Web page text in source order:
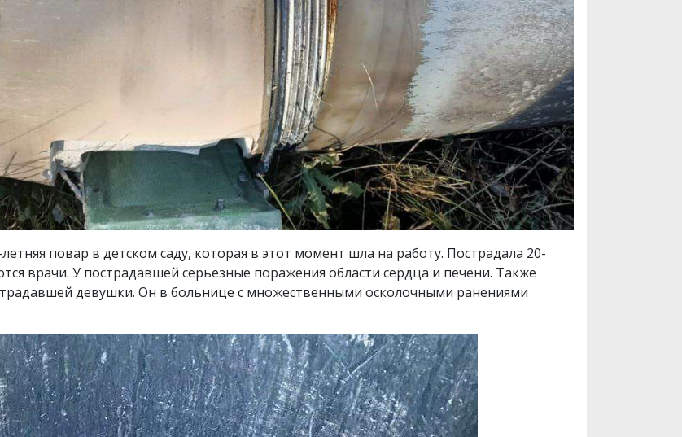
повар в детском саду, которая в этот момент шла на работу. Пострадала 20-
врачи. У пострадавшей серьезные поражения области сердца и печени. Также
девушки. Он в больнице с множественными осколочными ранениями